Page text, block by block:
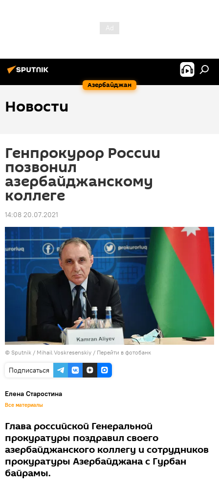
Азербайджан
Новости
Генпрокурор России
позвонил
азербайджанскому
коллеге
14:08 20.07.2021
© Sputnik / Mihail Voskresenskiy / Перейти в фотобанк
Подписаться
Елена Старостина
Все материалы
Глава российской Генеральной
прокуратуры поздравил своего
азербайджанского коллегу и сотрудников
прокуратуры Азербайджана с Гурбан
байрамы.